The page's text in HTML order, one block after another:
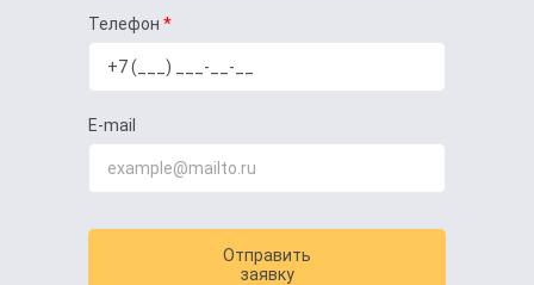
Телефон
E-mail
Отправить
заявку